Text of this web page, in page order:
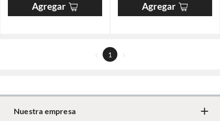
Agregar Agregar
1
Nuestra empresa